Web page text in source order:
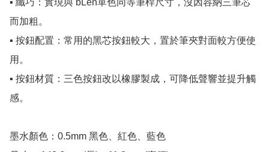
▪️ 纖巧：實現與 bLen單色同等筆桿尺寸，沒因容納三筆芯
而加粗。
▪️ 按鈕配置：常用的黑芯按鈕較大，置於筆夾對面較方便使
用。
▪️ 按鈕材質：三色按鈕改以橡膠製成，可降低聲響並提升觸
感。
墨水顏色：0.5mm 黑色、紅色、藍色